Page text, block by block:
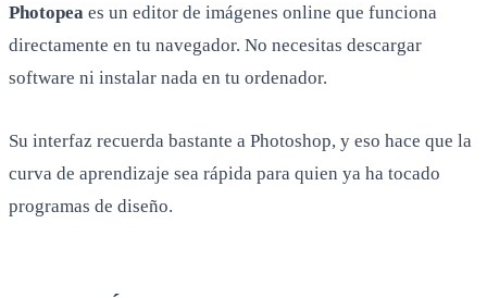
Photopea es un editor de imágenes online que funciona
directamente en tu navegador. No necesitas descargar
software ni instalar nada en tu ordenador.
Su interfaz recuerda bastante a Photoshop, y eso hace que la
curva de aprendizaje sea rápida para quien ya ha tocado
programas de diseño.